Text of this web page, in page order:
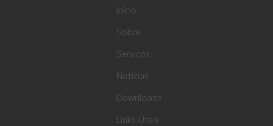
Início
Sobre
Serviços
Notícias
Downloads
Links Úteis